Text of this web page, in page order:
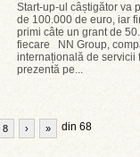
Start-up-ul câștigător va
de 100.000 de euro, iar
primi câte un grant de
fiecare NN Group,
internațională de servicii
prezentă pe...
8 din 68
› »